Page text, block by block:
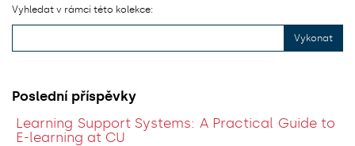
Vyhledat v rámci této kolekce:
Vykonat
Poslední příspěvky
Learning Support Systems: A Practical Guide to
E-learning at CU